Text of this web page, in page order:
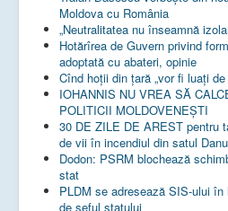
Moldova cu România
„Neutralitatea nu înseamnă
Hotărîrea de Guvern privind
adoptată cu abateri, opinie
Cînd hoții din țară „vor fi luați de
IOHANNIS NU VREA SĂ
POLITICII MOLDOVENEȘTI
30 DE ZILE DE AREST pentru
de vii în incendiul din satul Danu
Dodon: PSRM blochează
stat
PLDM se adresează SIS-ului
de șeful statului